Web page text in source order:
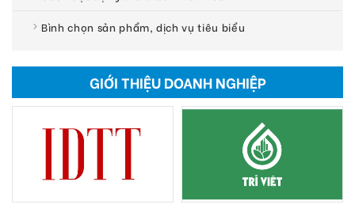
Bình chọn sản phẩm, dịch vụ tiêu biểu
GIỚI THIỆU DOANH NGHIỆP